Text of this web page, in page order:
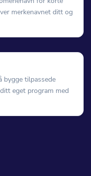
merkenavnet ditt og
bygge tilpassede
eget program med